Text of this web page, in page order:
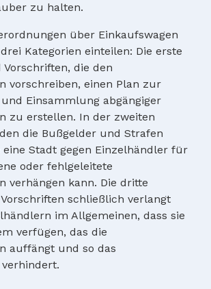
zu halten.
über Einkaufswagen
Kategorien einteilen: Die erste
Vorschriften, die den
vorschreiben, einen Plan zur
Einsammlung abgängiger
zu erstellen. In der zweiten
die Bußgelder und Strafen
eine Stadt gegen Einzelhändler für
oder fehlgeleitete
verhängen kann. Die dritte
schließlich verlangt
im Allgemeinen, dass sie
verfügen, das die
auffängt und so das